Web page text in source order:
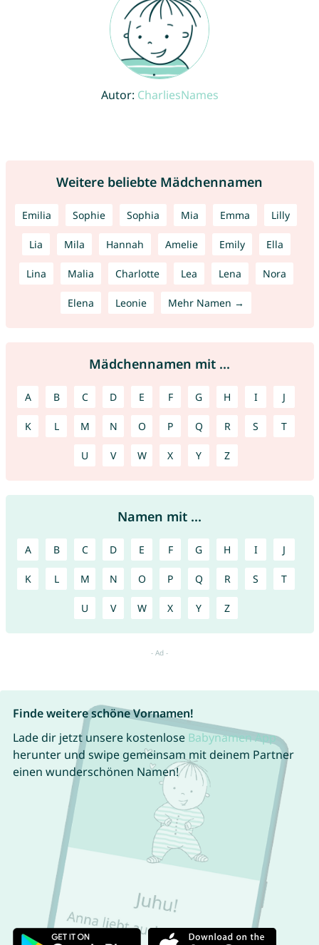
Autor: CharliesNames
Weitere beliebte Mädchennamen
Emilia Sophie Sophia Mia Emma Lilly
Lia Mila Hannah Amelie Emily Ella
Lina Malia Charlotte Lea Lena Nora
Elena Leonie Mehr Namen →
Mädchennamen mit ...
A B C D E F G H I J
K L M N O P Q R S T
U V W X Y Z
Namen mit ...
A B C D E F G H I J
K L M N O P Q R S T
U V W X Y Z
Finde weitere schöne Vornamen!
Lade dir jetzt unsere kostenlose Babynamen App
herunter und swipe gemeinsam mit deinem Partner
einen wunderschönen Namen!